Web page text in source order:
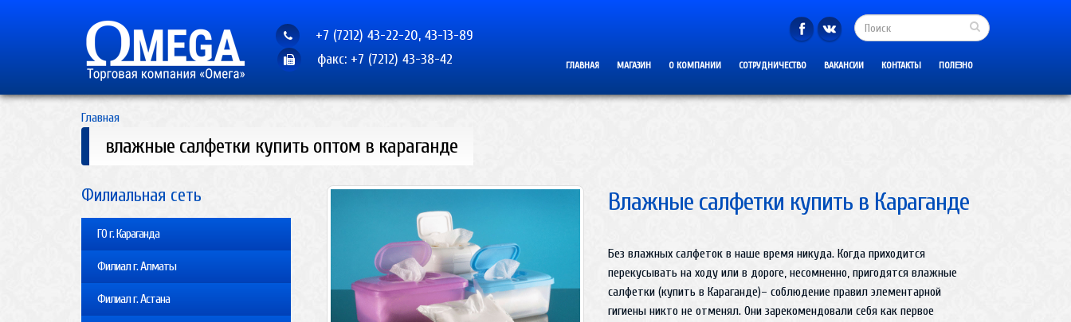
+7 (7212) 43-22-20, 43-13-89
факс: +7 (7212) 43-38-42
ГЛАВНАЯ МАГАЗИН О КОМПАНИИ СОТРУДНИЧЕСТВО ВАКАНСИИ КОНТАКТЫ ПОЛЕЗНО
Главная
влажные салфетки купить оптом в караганде
Филиальная сеть
ГО г. Караганда
Филиал г. Алматы
Филиал г. Астана
Влажные салфетки купить в Караганде
Без влажных салфеток в наше время никуда. Когда приходится
перекусывать на ходу или в дороге, несомненно, пригодятся влажные
салфетки (купить в Караганде)– соблюдение правил элементарной
гигиены никто не отменял. Они зарекомендовали себя как первое